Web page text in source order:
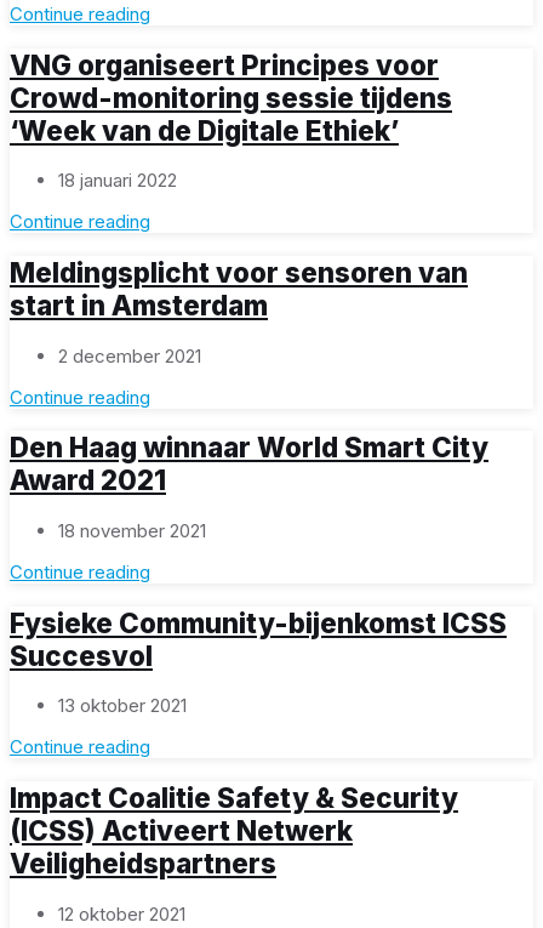
Continue reading
VNG organiseert Principes voor
Crowd-monitoring sessie tijdens
‘Week van de Digitale Ethiek’
18 januari 2022
Continue reading
Meldingsplicht voor sensoren van
start in Amsterdam
2 december 2021
Continue reading
Den Haag winnaar World Smart City
Award 2021
18 november 2021
Continue reading
Fysieke Community-bijenkomst ICSS
Succesvol
13 oktober 2021
Continue reading
Impact Coalitie Safety & Security
(ICSS) Activeert Netwerk
Veiligheidspartners
12 oktober 2021